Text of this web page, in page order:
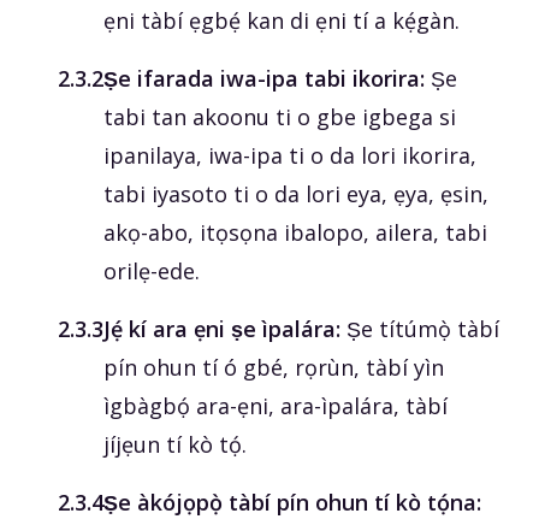
ẹni tàbí ẹgbẹ́ kan di ẹni tí a kẹ́gàn.
‎2.3.2Ṣe ifarada iwa-ipa tabi ikorira: Ṣe
tabi tan akoonu ti o gbe igbega si
ipanilaya, iwa-ipa ti o da lori ikorira,
tabi iyasoto ti o da lori eya, ẹya, ẹsin,
akọ-abo, itọsọna ibalopo, ailera, tabi
orilẹ-ede.
‎2.3.3Jẹ́ kí ara ẹni ṣe ìpalára: Ṣe títúmọ̀ tàbí
pín ohun tí ó gbé, rọrùn, tàbí yìn
ìgbàgbọ́ ara-ẹni, ara-ìpalára, tàbí
jíjẹun tí kò tọ́.
‎2.3.4Ṣe àkójọpọ̀ tàbí pín ohun tí kò tọ́na: